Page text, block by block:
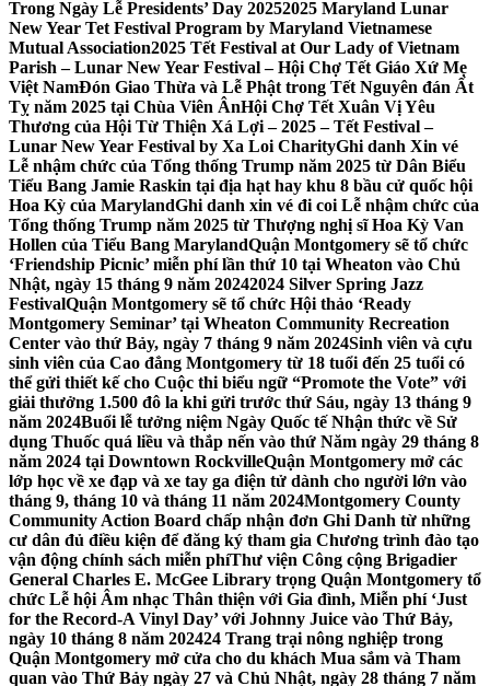
Trong Ngày Lễ Presidents’ Day 20252025 Maryland Lunar
New Year Tet Festival Program by Maryland Vietnamese
Mutual Association2025 Tết Festival at Our Lady of Vietnam
Parish – Lunar New Year Festival – Hội Chợ Tết Giáo Xứ Mẹ
Việt NamĐón Giao Thừa và Lễ Phật trong Tết Nguyên đán Ất
Tỵ năm 2025 tại Chùa Viên ÂnHội Chợ Tết Xuân Vị Yêu
Thương của Hội Từ Thiện Xá Lợi – 2025 – Tết Festival –
Lunar New Year Festival by Xa Loi CharityGhi danh Xin vé
Lễ nhậm chức của Tổng thống Trump năm 2025 từ Dân Biểu
Tiểu Bang Jamie Raskin tại địa hạt hay khu 8 bầu cử quốc hội
Hoa Kỳ của MarylandGhi danh xin vé đi coi Lễ nhậm chức của
Tổng thống Trump năm 2025 từ Thượng nghị sĩ Hoa Kỳ Van
Hollen của Tiểu Bang MarylandQuận Montgomery sẽ tổ chức
‘Friendship Picnic’ miễn phí lần thứ 10 tại Wheaton vào Chủ
Nhật, ngày 15 tháng 9 năm 20242024 Silver Spring Jazz
FestivalQuận Montgomery sẽ tổ chức Hội thảo ‘Ready
Montgomery Seminar’ tại Wheaton Community Recreation
Center vào thứ Bảy, ngày 7 tháng 9 năm 2024Sinh viên và cựu
sinh viên của Cao đẳng Montgomery từ 18 tuổi đến 25 tuổi có
thể gửi thiết kế cho Cuộc thi biểu ngữ “Promote the Vote” với
giải thưởng 1.500 đô la khi gửi trước thứ Sáu, ngày 13 tháng 9
năm 2024Buổi lễ tưởng niệm Ngày Quốc tế Nhận thức về Sử
dụng Thuốc quá liều và thắp nến vào thứ Năm ngày 29 tháng 8
năm 2024 tại Downtown RockvilleQuận Montgomery mở các
lớp học về xe đạp và xe tay ga điện tử dành cho người lớn vào
tháng 9, tháng 10 và tháng 11 năm 2024Montgomery County
Community Action Board chấp nhận đơn Ghi Danh từ những
cư dân đủ điều kiện để đăng ký tham gia Chương trình đào tạo
vận động chính sách miễn phíThư viện Công cộng Brigadier
General Charles E. McGee Library trọng Quận Montgomery tổ
chức Lễ hội Âm nhạc Thân thiện với Gia đình, Miễn phí ‘Just
for the Record-A Vinyl Day’ với Johnny Juice vào Thứ Bảy,
ngày 10 tháng 8 năm 202424 Trang trại nông nghiệp trong
Quận Montgomery mở cửa cho du khách Mua sắm và Tham
quan vào Thứ Bảy ngày 27 và Chủ Nhật, ngày 28 tháng 7 năm